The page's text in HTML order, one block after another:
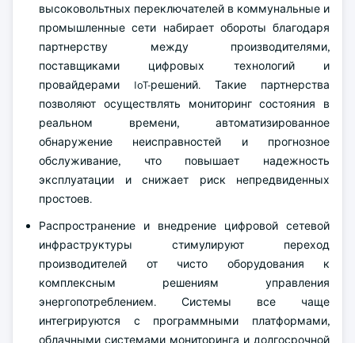
высоковольтных переключателей в коммунальные и
промышленные сети набирает обороты благодаря
партнерству между производителями,
поставщиками цифровых технологий и
провайдерами IoT-решений. Такие партнерства
позволяют осуществлять мониторинг состояния в
реальном времени, автоматизированное
обнаружение неисправностей и прогнозное
обслуживание, что повышает надежность
эксплуатации и снижает риск непредвиденных
простоев.
Распространение и внедрение цифровой сетевой
инфраструктуры стимулируют переход
производителей от чисто оборудования к
комплексным решениям управления
энергопотреблением. Системы все чаще
интегрируются с программными платформами,
облачными системами мониторинга и долгосрочной